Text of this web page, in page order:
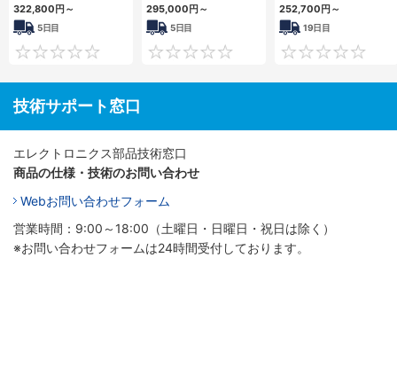
322,800円～
5日目
0
295,000円～
5日目
0
252,700円～
19日目
技術サポート窓口
エレクトロニクス部品技術窓口
商品の仕様・技術のお問い合わせ
Webお問い合わせフォーム
営業時間：9:00～18:00（土曜日・日曜日・祝日は除く）
※お問い合わせフォームは24時間受付しております。